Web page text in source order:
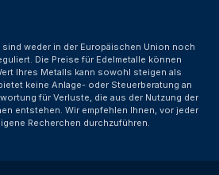
weder in der Europäischen Union noch
Die Preise für Edelmetalle können
Ihres Metalls kann sowohl steigen als
keine Anlage- oder Steuerberatung an
für Verluste, die aus der Nutzung der
entstehen. Wir empfehlen Ihnen, vor jeder
Recherchen durchzuführen.